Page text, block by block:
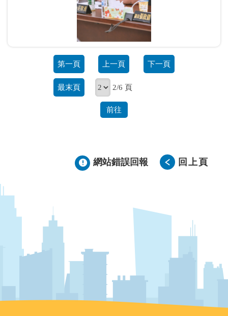
第一頁 上一頁 下一頁
最末頁 2/6 頁
前往
網站錯誤回報 回上頁